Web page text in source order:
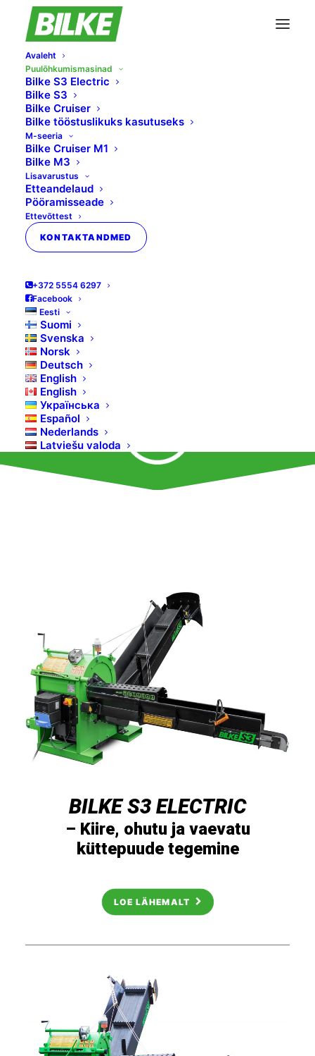
Avaleht
Puulõhkumismasinad
Bilke S3 Electric
Bilke S3
Bilke Cruiser
Bilke tööstuslikuks kasutuseks
M-seeria
Bilke Cruiser M1
Bilke M3
Lisavarustus
Etteandelaud
Pööramisseade
Ettevõttest
KONTAKTANDMED
+372 5554 6297
Facebook
Eesti
Suomi
Svenska
Norsk
Deutsch
English
English
Українська
Español
Nederlands
Latviešu valoda
Bilke
Meie puulõhkumismasinad on tõhusad ja
lihtsad kasutada. Puidu lõhkumine
automaatse etteandekonveieriga
puulõhkumismasinaga on nii vaevatu kui
BILKE S3 ELECTRIC
– Kiire, ohutu ja vaevatu
küttepuude tegemine
LOE LÄHEMALT